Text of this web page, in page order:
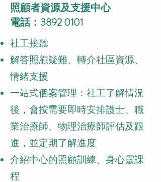
照顧者資源及支援中心
電話：3892 0101
社工接聽
解答照顧疑難、轉介社區資源、
情緒支援
一站式個案管理：社工了解情況
後，會按需要即時安排護士、職
業治療師、物理治療師評估及跟
進，並定期了解進度
介紹中心的照顧訓練、身心靈課
程